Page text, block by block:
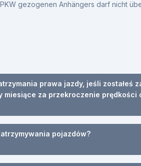
gezogenen Anhängers darf nicht
prawa jazdy, jeśli zostałeś
za przekroczenie
pojazdów?